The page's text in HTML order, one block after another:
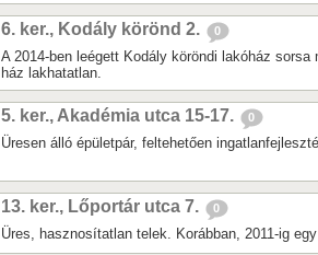
6. ker., Kodály körönd 2. 0
A 2014-ben leégett Kodály köröndi lakóház sorsa
ház lakhatatlan.
5. ker., Akadémia utca 15-17. 0
Üresen álló épületpár, feltehetően
13. ker., Lőportár utca 7. 0
Üres, hasznosítatlan telek. Korábban, 2011-ig